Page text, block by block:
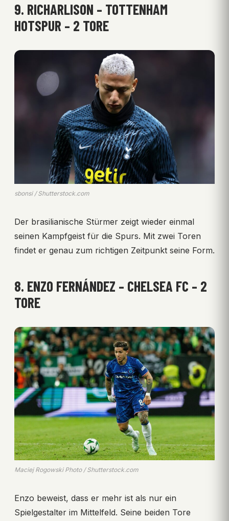
9. RICHARLISON – TOTTENHAM
HOTSPUR – 2 TORE
sbonsi / Shutterstock.com
Der brasilianische Stürmer zeigt wieder einmal
seinen Kampfgeist für die Spurs. Mit zwei Toren
findet er genau zum richtigen Zeitpunkt seine Form.
8. ENZO FERNÁNDEZ – CHELSEA FC – 2
TORE
Maciej Rogowski Photo / Shutterstock.com
Enzo beweist, dass er mehr ist als nur ein
Spielgestalter im Mittelfeld. Seine beiden Tore